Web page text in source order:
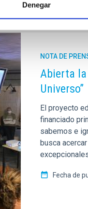
Denegar
NOTA DE
Abierta la
Universo”
El proyecto
financiado
sabemos e
busca
Fecha de